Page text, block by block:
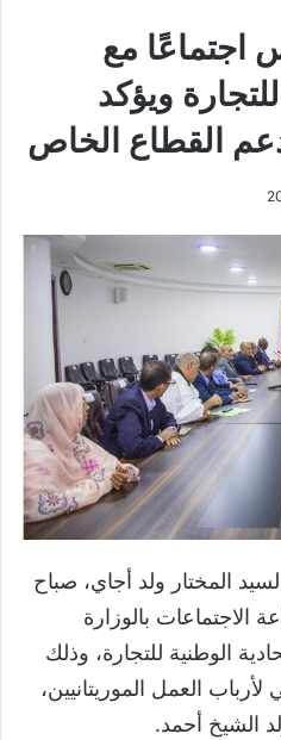
اجتماعًا مع
للتجارة ويؤكد
القطاع الخاص
المختار ولد أجاي، صباح
الاجتماعات بالوزارة
الوطنية للتجارة، وذلك
العمل الموريتانيين،
الشيخ أحمد.